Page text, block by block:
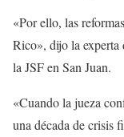
«Por ello, las
Rico», dijo la experta
la JSF en San Juan.
«Cuando la jueza
una década de crisis